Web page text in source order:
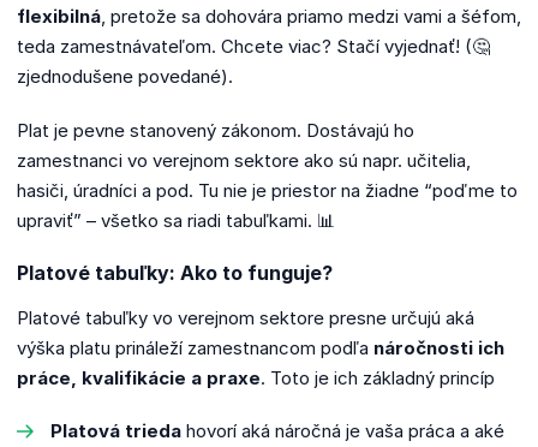
flexibilná, pretože sa dohovára priamo medzi vami a šéfom,
teda zamestnávateľom. Chcete viac? Stačí vyjednať! (🤔
zjednodušene povedané).
Plat je pevne stanovený zákonom. Dostávajú ho
zamestnanci vo verejnom sektore ako sú napr. učitelia,
hasiči, úradníci a pod. Tu nie je priestor na žiadne “poďme to
upraviť” – všetko sa riadi tabuľkami. 📊
Platové tabuľky: Ako to funguje?
Platové tabuľky vo verejnom sektore presne určujú aká
výška platu prináleží zamestnancom podľa náročnosti ich
práce, kvalifikácie a praxe. Toto je ich základný princíp
Platová trieda hovorí aká náročná je vaša práca a aké